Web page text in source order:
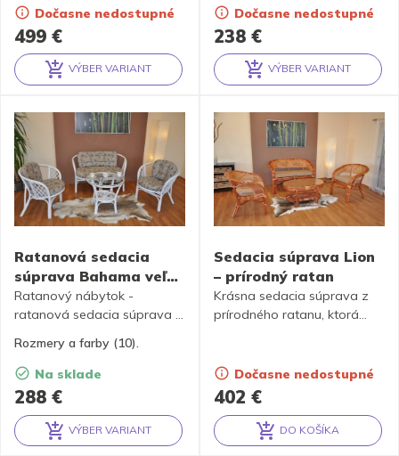
499 €
kreslá, stolík so sklom a
kompletnú sadu polstrov
podľa obrázku výrobku. K
dispozícii je 6 farieb
polostrov.
Dočasne nedostupné
VÝBER VARIANT
238 €
zodpovedajúcej fotografii
výrobku. Obsahuje lavicu, 2
kreslá a stolík so sklom +
kompletnú sadu polstrov
vyrobených v Českej
polostrov klasickej veľkosti
alebo Maxi polostrov.
Polostry sú k dispozícii v 10
farbách.
Dočasne nedostupné
VÝBER VARIANT
Ratanová sedacia
súprava Bahama veľká
biela + polstry – 10
farieb
288 €
Ratanový nábytok -
ratanová sedacia súprava je
ratanu s farbou konštrukcie
zodpovedajúcej fotografii
výrobku. Set obsahuje
lavicu, 2 kreslá a stolík so
sklom + kompletnú sadu
polstrov vyrobených v
Rozmery a farby (10).
Na sklade
VÝBER VARIANT
Sedacia súprava Lion
– prírodný ratan
402 €
Krásna sedacia súprava z
prírodného ratanu, ktorá
príjemné posedenie nielen
pri káve.
Dočasne nedostupné
DO KOŠÍKA